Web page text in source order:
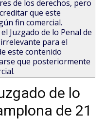
de los derechos, pero
que este
fin comercial.
Juzgado de lo Penal de
para el
este contenido
que posteriormente
de lo
de 21